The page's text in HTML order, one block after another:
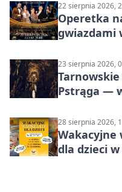
22 sierpnia 2026,
Operetka
gwiazdami
23 sierpnia 2026,
Pstrąga —
28 sierpnia 2026,
Wakacyjne
dla dzieci